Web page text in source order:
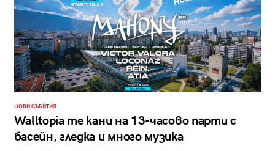
НОВИ СЪБИТИЯ
Walltopia те кани на 13-часово парти с
басейн, гледка и много музика